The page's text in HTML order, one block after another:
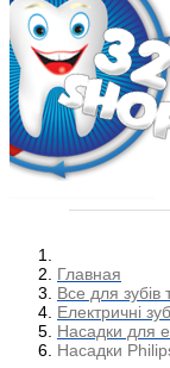
Главная
Все для зубів
Електричні
Насадки для
Насадки